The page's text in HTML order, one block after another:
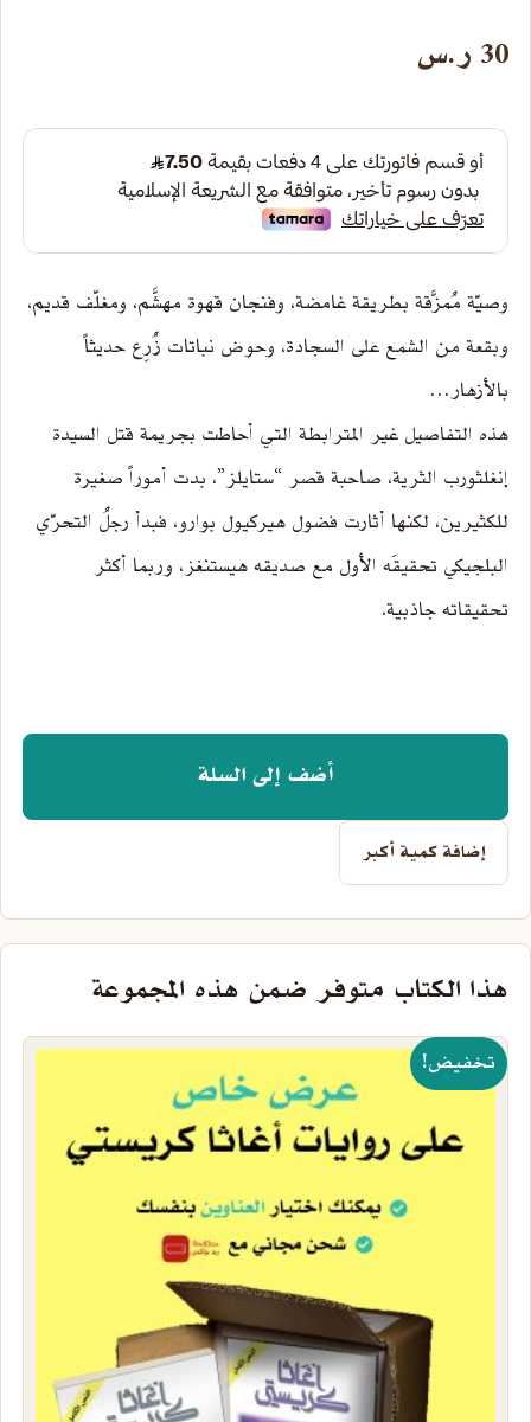
30 ر.س
وصيّة مُمزَّقة بطريقة غامضة، وفنجان قهوة مهشَّم، ومغلّف قديم،
وبقعة من الشمع على السجادة، وحوض نباتات زُرِع حديثاً
بالأزهار…
هذه التفاصيل غير المترابطة التي أحاطت بجريمة قتل السيدة
إنغلثورب الثرية، صاحبة قصر “ستايلز”، بدت أموراً صغيرة
للكثيرين، لكنها أثارت فضول هيركيول بوارو، فبدأ رجلُ التحرّي
البلجيكي تحقيقَه الأول مع صديقه هيستنغز، وربما أكثر
تحقيقاته جاذبية.
أضف إلى السلة
إضافة كمية أكبر
هذا الكتاب متوفر ضمن هذه المجموعة
تخفيض!